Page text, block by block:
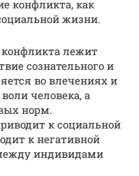
конфликта, как
жизни.
конфликта лежит
сознательного и
во влечениях и
человека, а
норм.
к социальной
к негативной
индивидами